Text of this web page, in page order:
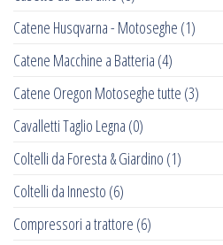
Catene Husqvarna - Motoseghe (1)
Catene Macchine a Batteria (4)
Catene Oregon Motoseghe tutte (3)
Cavalletti Taglio Legna (0)
Coltelli da Foresta & Giardino (1)
Coltelli da Innesto (6)
Compressori a trattore (6)